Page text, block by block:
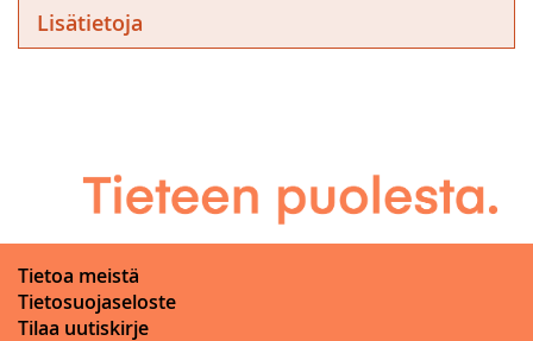
Lisätietoja
Tietoa meistä
Tietosuojaseloste
Tilaa uutiskirje